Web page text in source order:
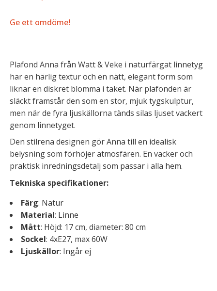
Ge ett omdöme!
Plafond Anna från Watt & Veke i naturfärgat linnetyg
har en härlig textur och en nätt, elegant form som
liknar en diskret blomma i taket. När plafonden är
släckt framstår den som en stor, mjuk tygskulptur,
men när de fyra ljuskällorna tänds silas ljuset vackert
genom linnetyget.
Den stilrena designen gör Anna till en idealisk
belysning som förhöjer atmosfären. En vacker och
praktisk inredningsdetalj som passar i alla hem.
Tekniska specifikationer:
Färg: Natur
Material: Linne
Mått: Höjd: 17 cm, diameter: 80 cm
Sockel: 4xE27, max 60W
Ljuskällor: Ingår ej